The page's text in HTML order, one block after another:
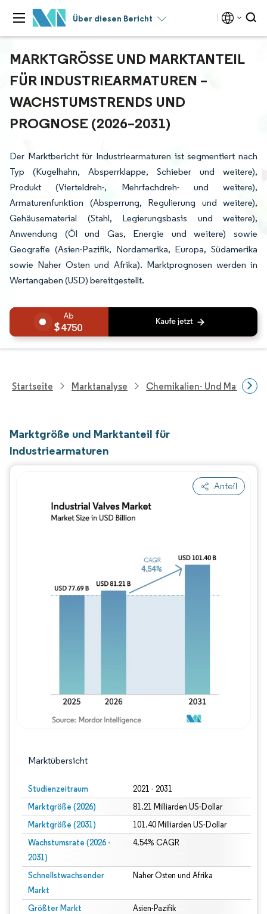
Über diesen Bericht
MARKTGRÖSSE UND MARKTANTEIL F
ÜR INDUSTRIEARMATUREN – W
ACHSTUMSTRENDS UND P
ROGNOSE (2026–2031)
Der Marktbericht für Industriearmaturen ist segmentiert nach
Typ (Kugelhahn, Absperrklappe, Schieber und weitere),
Produkt (Vierteldreh-, Mehrfachdreh- und weitere),
Armaturenfunktion (Absperrung, Regulierung und weitere),
Gehäusematerial (Stahl, Legierungsbasis und weitere),
Anwendung (Öl und Gas, Energie und weitere) sowie
Geografie (Asien-Pazifik, Nordamerika, Europa, Südamerika
sowie Naher Osten und Afrika). Marktprognosen werden in
Wertangaben (USD) bereitgestellt.
4750
Startseite Marktanalyse Chemikalien- Und
Marktgröße und Marktanteil für
Industriearmaturen
Anteil
Marktübersicht
Studienzeitraum 2021 - 2031
Marktgröße (2026) 81.21 Milliarden US-Dollar
Marktgröße (2031) 101.40 Milliarden US-Dollar
Wachstumsrate (2026 -
2031)
4.54% CAGR
Schnellstwachsender
Markt
Naher Osten und Afrika
Größter Markt Asien-Pazifik